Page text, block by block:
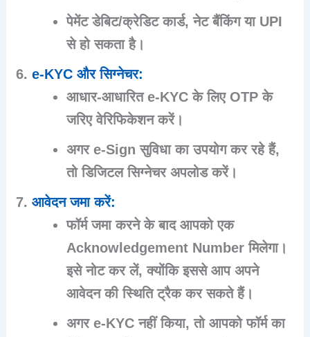
पेमेंट डेबिट/क्रेडिट कार्ड, नेट बैंकिंग या UPI
से हो सकता है।
e-KYC और सिग्नेचर:
आधार-आधारित e-KYC के लिए OTP के
जरिए वेरिफिकेशन करें।
अगर e-Sign सुविधा का उपयोग कर रहे हैं,
तो डिजिटल सिग्नेचर अपलोड करें।
आवेदन जमा करें:
फॉर्म जमा करने के बाद आपको एक
Acknowledgement Number मिलेगा।
इसे नोट कर लें, क्योंकि इससे आप अपने
आवेदन की स्थिति ट्रैक कर सकते हैं।
अगर e-KYC नहीं किया, तो आपको फॉर्म का